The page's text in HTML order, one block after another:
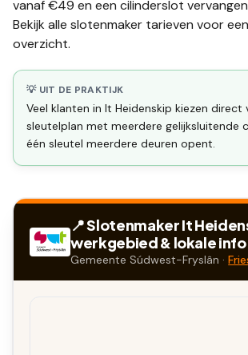
vanaf €49 en een cilinderslot vervangen
Bekijk alle slotenmaker tarieven voor
overzicht.
💡 UIT DE PRAKTIJK
Veel klanten in It Heidenskip kiezen direct
sleutelplan met meerdere gelijksluitende
één sleutel meerdere deuren opent.
📍 SlotenmakerIt
werkgebied & lokale info
GemeenteSúdwest-Fryslân ·